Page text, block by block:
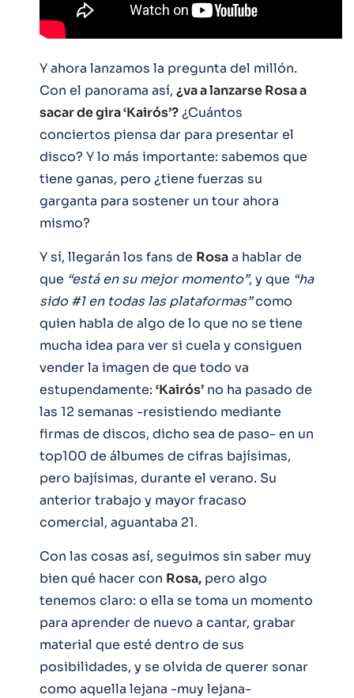
Y ahora lanzamos la pregunta del millón.
Con el panorama así, ¿va a lanzarse Rosa a
sacar de gira ‘Kairós’?¿Cuántos
conciertos piensa dar para presentar el
disco? Y lo más importante: sabemos que
tiene ganas, pero ¿tiene fuerzas su
garganta para sostener un tour ahora
mismo?
Y sí, llegarán los fans de Rosaa hablar de
que “está en su mejor momento”, y que “ha
sido #1 en todas las plataformas”como
quien habla de algo de lo que no se tiene
mucha idea para ver si cuela y consiguen
vender la imagen de que todo va
estupendamente: ‘Kairós’ no ha pasado de
las 12 semanas -resistiendo mediante
firmas de discos, dicho sea de paso- en un
top100 de álbumes de cifras bajísimas,
pero bajísimas, durante el verano. Su
anterior trabajo y mayor fracaso
comercial, aguantaba 21.
Con las cosas así, seguimos sin saber muy
bien qué hacer con Rosa, pero algo
tenemos claro: o ella se toma un momento
para aprender de nuevo a cantar, grabar
material que esté dentro de sus
posibilidades, y se olvida de querer sonar
como aquella lejana -muy lejana-